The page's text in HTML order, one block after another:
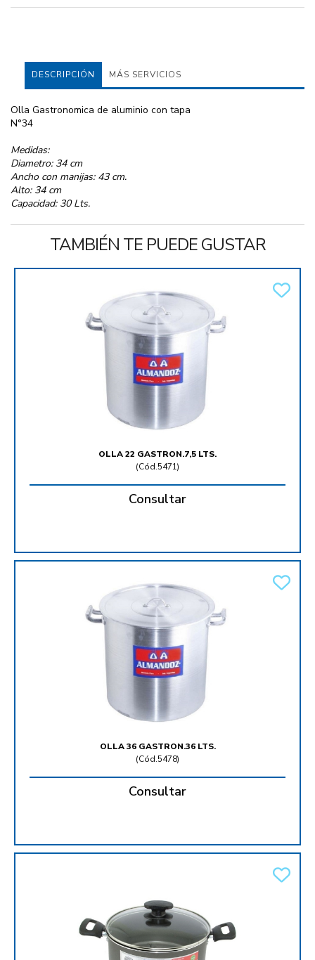
DESCRIPCIÓN MÁS SERVICIOS
Olla Gastronomica de aluminio con tapa
N°34
Medidas:
Diametro: 34 cm
Ancho con manijas: 43 cm.
Alto: 34 cm
Capacidad: 30 Lts.
TAMBIÉN TE PUEDE GUSTAR
OLLA 22 GASTRON.7,5 LTS.
(Cód.5471)
Consultar
OLLA 36 GASTRON.36 LTS.
(Cód.5478)
Consultar